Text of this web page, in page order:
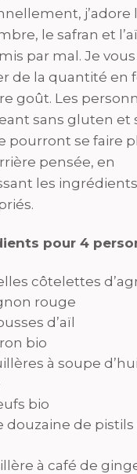
j’adore
le safran et
mis par mal. Je
de la quantité en
goût. Les
sans gluten et
pourront se faire
pensée, en
les ingrédients
pour 4
côtelettes
rouge
d’aïl
bio
à soupe
bio
douzaine de pistils
à café de